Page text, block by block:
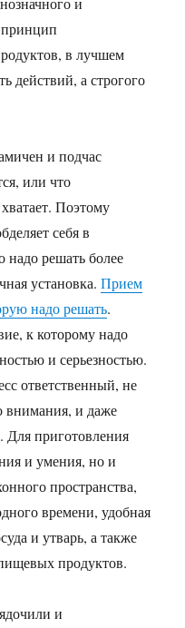
в лучшем
действий, а строгого
и подчас
или что
Поэтому
себя в
надо решать более
установка.Прием
надо решать.
к которому надо
и серьезностью.
ответственный, не
внимания, и даже
приготовления
и умения, но и
пространства,
времени, удобная
и утварь, а также
продуктов.
и